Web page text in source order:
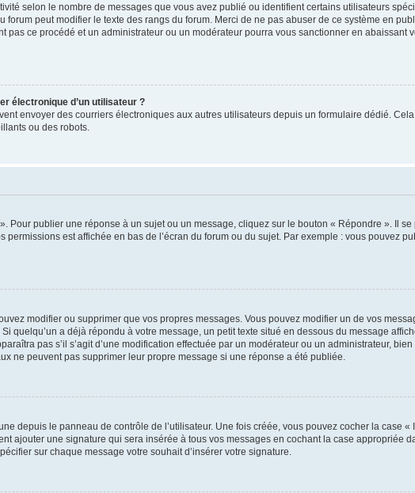
selon le nombre de messages que vous avez publié ou identifient certains utilisateurs
peut modifier le texte des rangs du forum. Merci de ne pas abuser de ce système en
pas ce procédé et un administrateur ou un modérateur pourra vous sanctionner en abaissant
électronique d’un utilisateur ?
envoyer des courriers électroniques aux autres utilisateurs depuis un formulaire dédié.
ou des robots.
publier une réponse à un sujet ou un message, cliquez sur le bouton « Répondre ». Il
est affichée en bas de l’écran du forum ou du sujet. Par exemple : vous pouvez
modifier ou supprimer que vos propres messages. Vous pouvez modifier un de vos
quelqu’un a déjà répondu à votre message, un petit texte situé en dessous du message
pas s’il s’agit d’une modification effectuée par un modérateur ou un administrateur,
ne peuvent pas supprimer leur propre message si une réponse a été publiée.
depuis le panneau de contrôle de l’utilisateur. Une fois créée, vous pouvez cocher la case «
ajouter une signature qui sera insérée à tous vos messages en cochant la case appropriée
sur chaque message votre souhait d’insérer votre signature.